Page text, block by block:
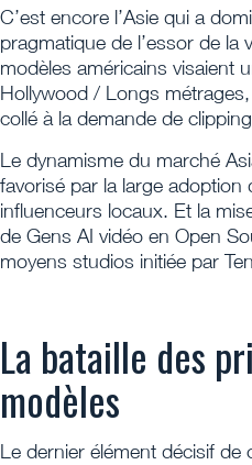
C’est encore l’Asie qui a
pragmatique de l’essor de la
modèles américains visaient
Hollywood / Longs
collé à la demande de
Le dynamisme du marché
favorisé par la large adoption
influenceurs locaux. Et la
de Gens AI vidéo en Open
moyens studios initiée par
La bataille des
modèles
Le dernier élément décisif